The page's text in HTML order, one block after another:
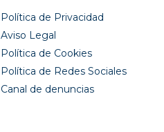
Política de Privacidad
Aviso Legal
Política de Cookies
Política de Redes Sociales
Canal de denuncias